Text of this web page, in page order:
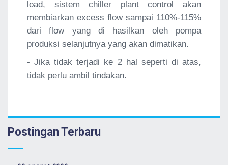
load, sistem chiller plant control akan
membiarkan excess flow sampai 110%-115%
dari flow yang di hasilkan oleh pompa
produksi selanjutnya yang akan dimatikan.
- Jika tidak terjadi ke 2 hal seperti di atas,
tidak perlu ambil tindakan.
Postingan Terbaru